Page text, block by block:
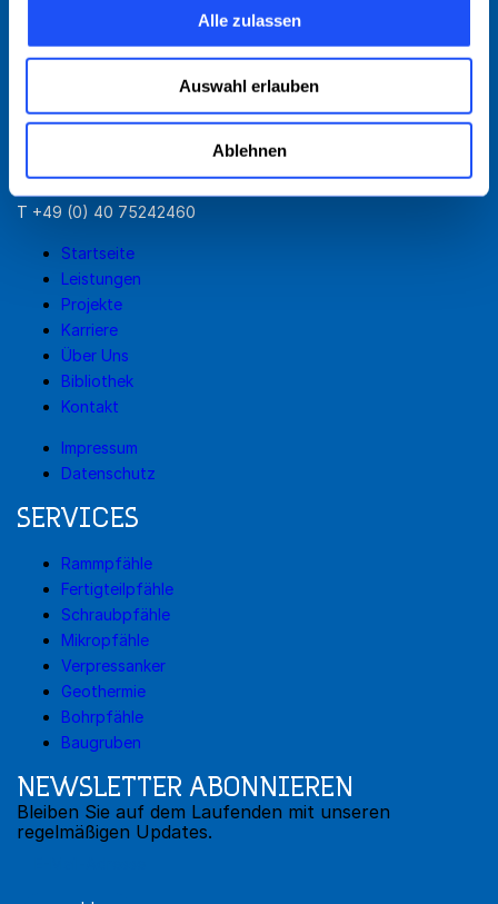
Alle zulassen
Auswahl erlauben
Ablehnen
AARSLEFF Spezialtiefbau GmbH
Nagelsweg 33-35
T +49 (0) 40 75242460
Startseite
Leistungen
Projekte
Karriere
Über Uns
Bibliothek
Kontakt
Impressum
Datenschutz
SERVICES
Rammpfähle
Fertigteilpfähle
Schraubpfähle
Mikropfähle
Verpressanker
Geothermie
Bohrpfähle
Baugruben
NEWSLETTER ABONNIEREN
Bleiben Sie auf dem Laufenden mit unseren
regelmäßigen Updates.